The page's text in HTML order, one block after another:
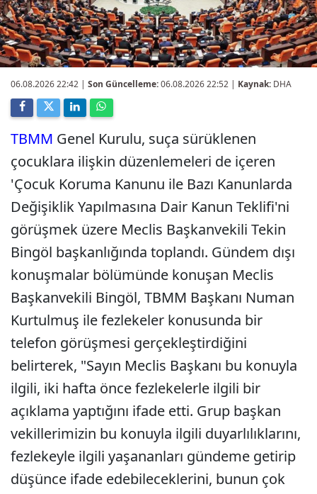
06.08.2026 22:42 | Son Güncelleme:06.08.2026 22:52 | Kaynak: DHA
TBMM Genel Kurulu, suça sürüklenen
çocuklara ilişkin düzenlemeleri de içeren
'Çocuk Koruma Kanunu ile Bazı Kanunlarda
Değişiklik Yapılmasına Dair Kanun Teklifi'ni
görüşmek üzere Meclis Başkanvekili Tekin
Bingöl başkanlığında toplandı. Gündem dışı
konuşmalar bölümünde konuşan Meclis
Başkanvekili Bingöl, TBMM Başkanı Numan
Kurtulmuş ile fezlekeler konusunda bir
telefon görüşmesi gerçekleştirdiğini
belirterek, "Sayın Meclis Başkanı bu konuyla
ilgili, iki hafta önce fezlekelerle ilgili bir
açıklama yaptığını ifade etti. Grup başkan
vekillerimizin bu konuyla ilgili duyarlılıklarını,
fezlekeyle ilgili yaşananları gündeme getirip
düşünce ifade edebileceklerini, bunun çok